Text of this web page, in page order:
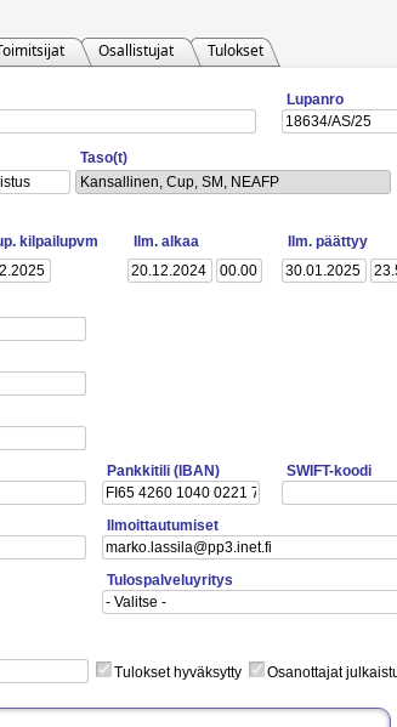
Osallistujat Tulokset
Lupanro
Taso(t)
Kansallinen, Cup, SM, NEAFP
kilpailupvm Ilm. alkaa Ilm. päättyy
Pankkitili (IBAN) SWIFT-koodi
Ilmoittautumiset
Tulospalveluyritys
Tulokset hyväksytty
Osanottajat